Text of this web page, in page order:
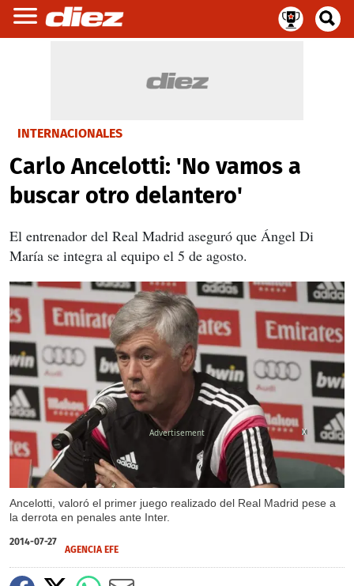
INTERNACIONALES
Carlo Ancelotti: 'No vamos a
buscar otro delantero'
El entrenador del Real Madrid aseguró que Ángel Di
María se integra al equipo el 5 de agosto.
Ancelotti, valoró el primer juego realizado del Real Madrid pese a
la derrota en penales ante Inter.
X
2014-07-27
AGENCIA EFE